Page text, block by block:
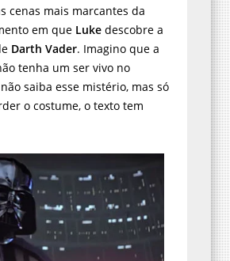
cenas mais marcantes da
em que Luke descobre a
Darth Vader. Imagino que a
tenha um ser vivo no
saiba esse mistério, mas só
o costume, o texto tem